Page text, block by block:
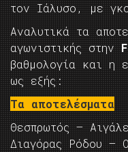
τον Ιάλυσο, με
Αναλυτικά τα
αγωνιστικής στην
βαθμολογία και η
ως εξής:
Τα αποτελέσματα
Θεσπρωτός –
Διαγόρας Ρόδου –